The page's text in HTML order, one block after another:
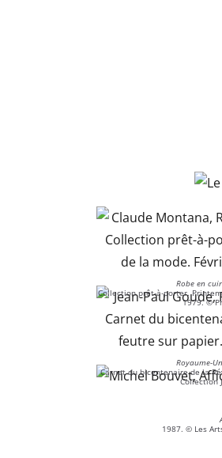
Robe en
Collection prêt-à-porter.
1979. ©
Royaume-
Carnet du bicentenaire de la
Collection
1987. © Les